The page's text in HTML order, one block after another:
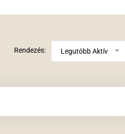
Rendezés: Legutóbb Aktív